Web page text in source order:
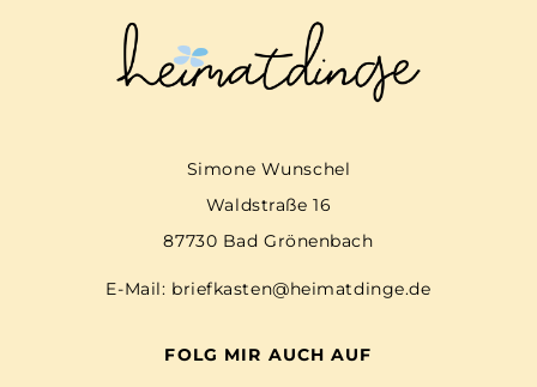
Simone Wunschel
Waldstraße 16
87730 Bad Grönenbach
E-Mail: briefkasten@heimatdinge.de
FOLG MIR AUCH AUF